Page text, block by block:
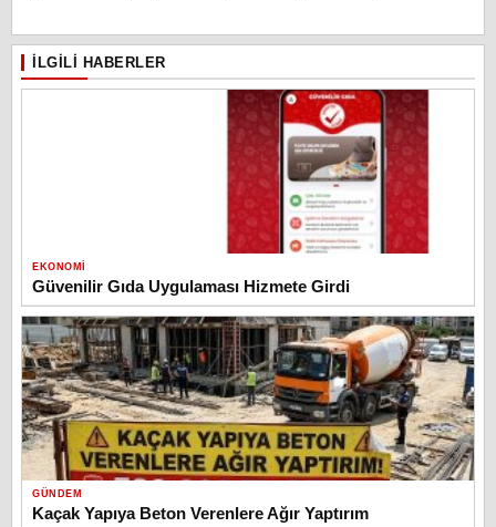
İLGILI HABERLER
EKONOMI
Güvenilir Gıda Uygulaması Hizmete Girdi
GÜNDEM
Kaçak Yapıya Beton Verenlere Ağır Yaptırım